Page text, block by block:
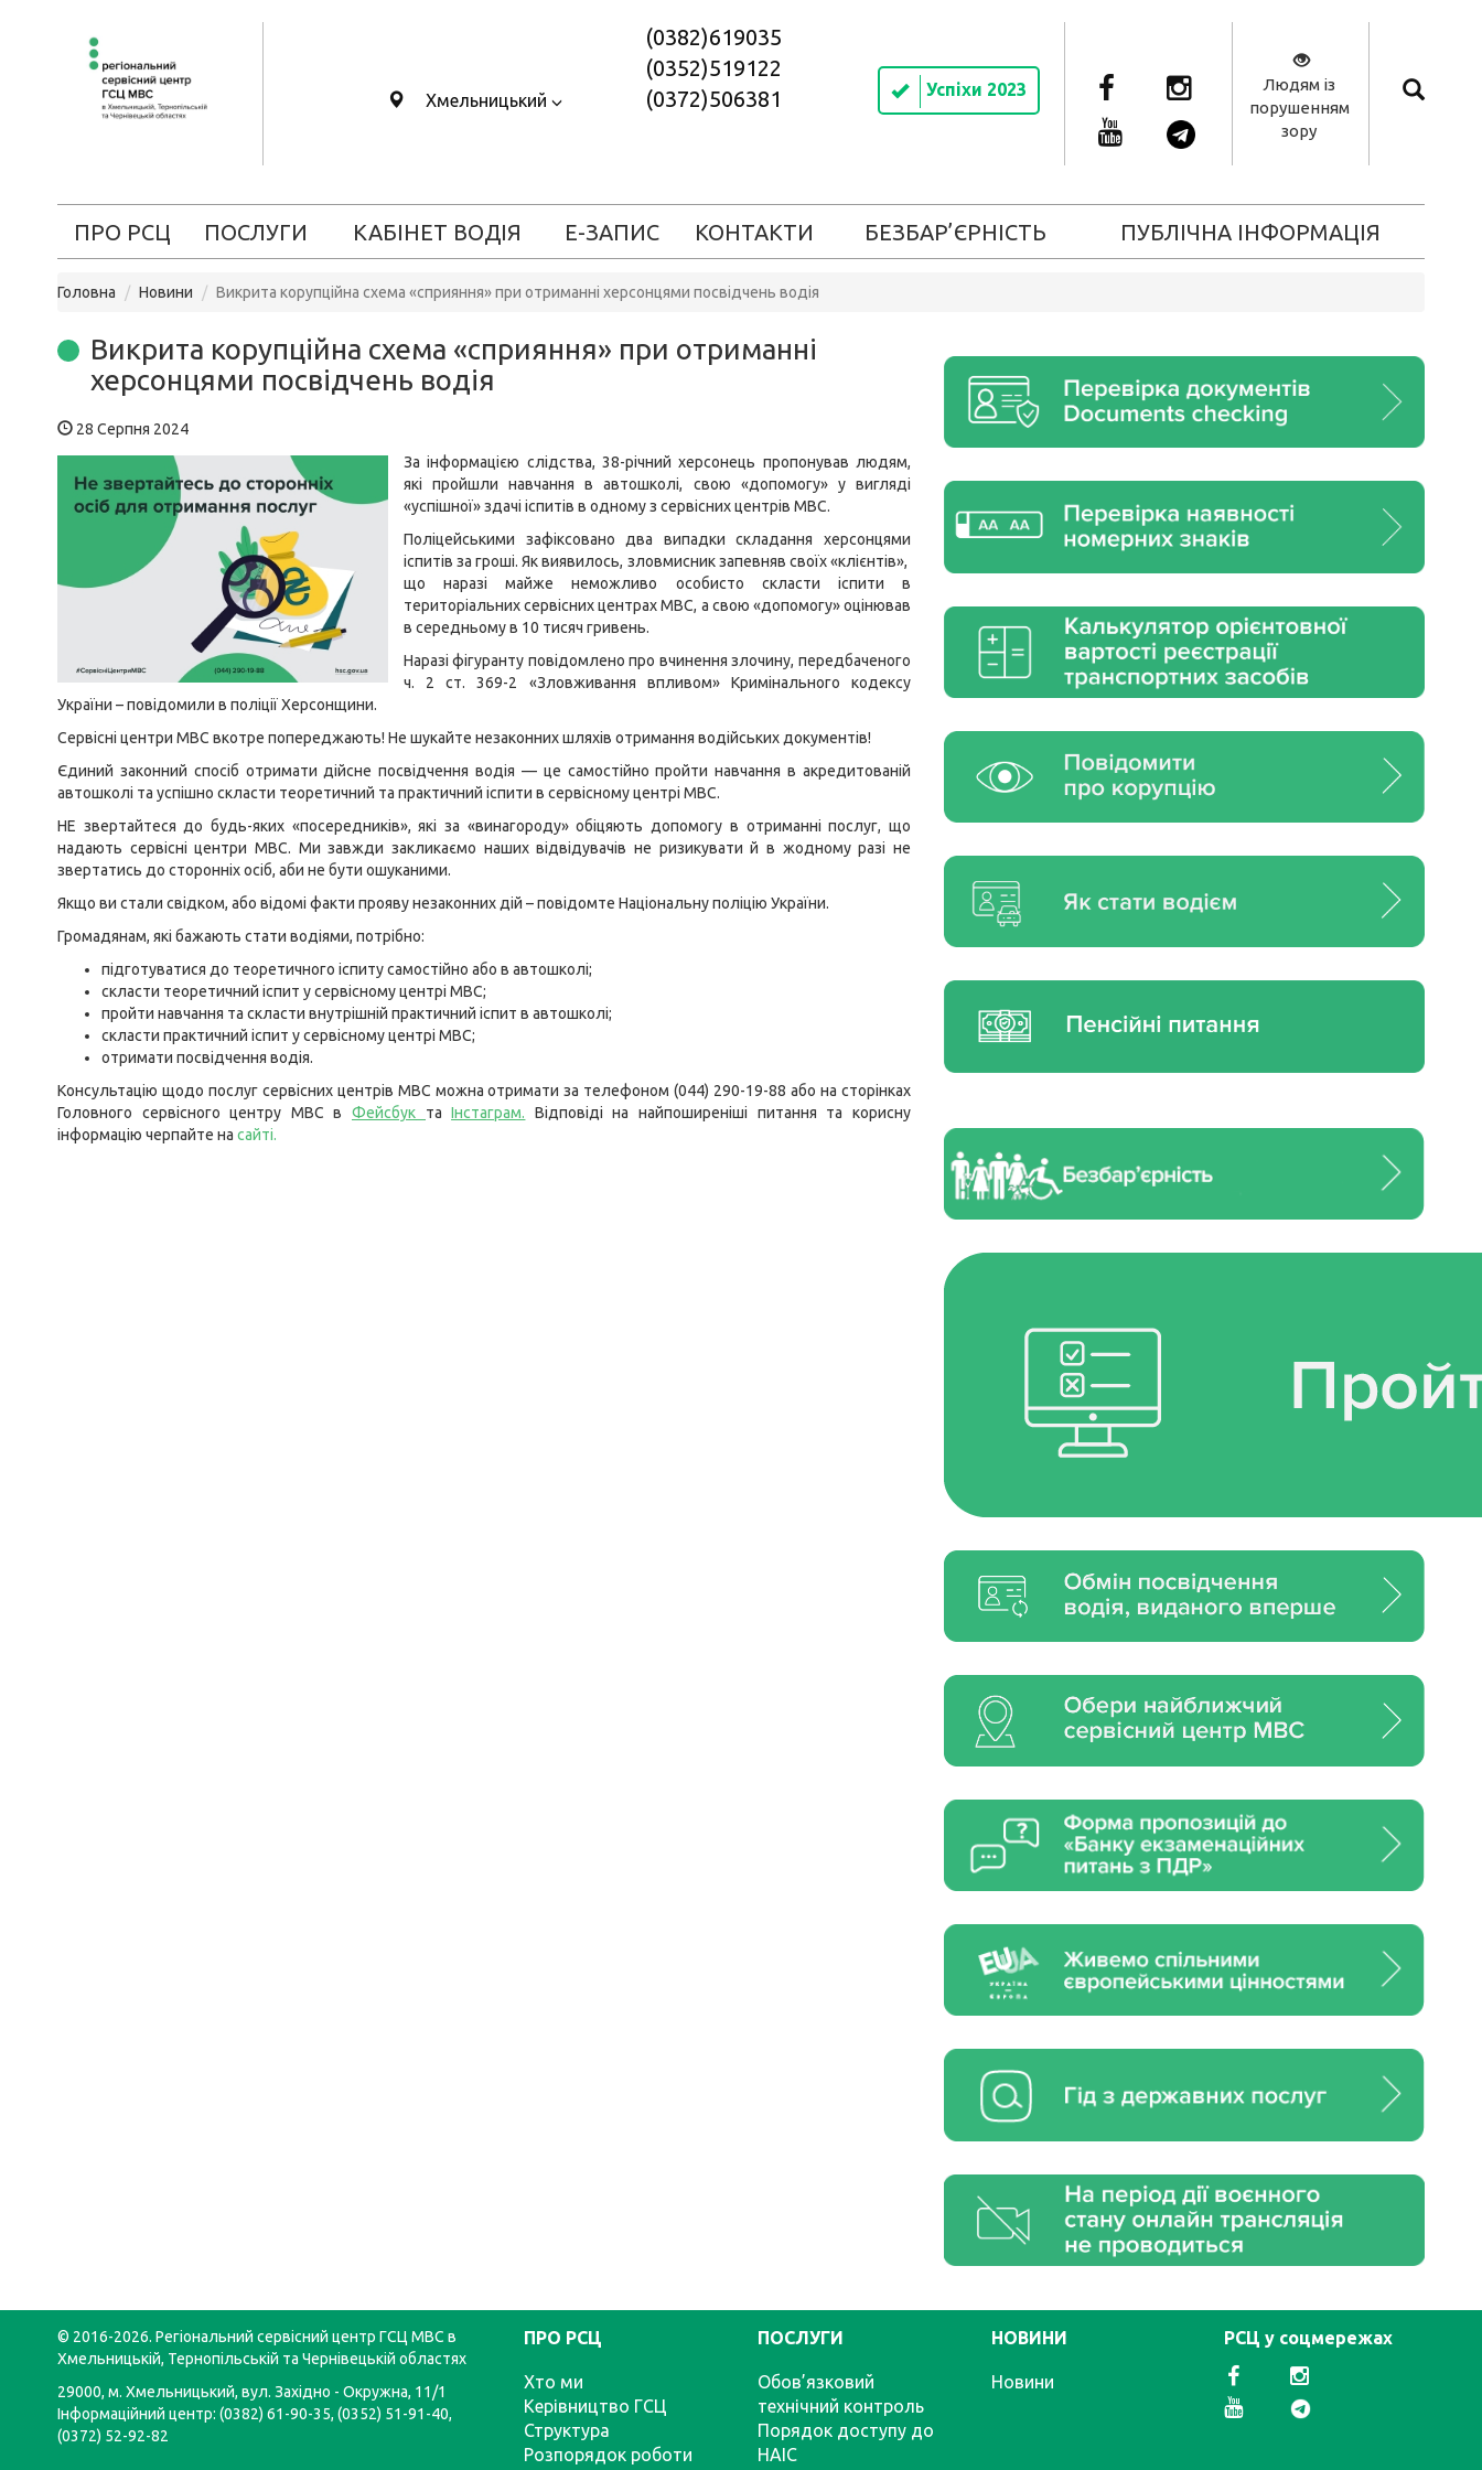
Хмельницький
(0382)619035
(0352)519122
(0372)506381
Успіхи 2023
Людям із
порушенням
зору
ПРО РСЦ ПОСЛУГИ КАБІНЕТ ВОДІЯ Е-ЗАПИС КОНТАКТИ БЕЗБАР’ЄРНІСТЬ ПУБЛІЧНА ІНФОРМАЦІЯ
Головна Новини Викрита корупційна схема «сприяння» при отриманні херсонцями посвідчень водія
Викрита корупційна схема «сприяння» при отриманні
херсонцями посвідчень водія
28 Серпня 2024
За інформацією слідства, 38-річний херсонець пропонував людям,
які пройшли навчання в автошколі, свою «допомогу» у вигляді
«успішної» здачі іспитів в одному з сервісних центрів МВС.
Поліцейськими зафіксовано два випадки складання херсонцями
іспитів за гроші. Як виявилось, зловмисник запевняв своїх «клієнтів»,
що наразі майже неможливо особисто скласти іспити в
територіальних сервісних центрах МВС, а свою «допомогу» оцінював
в середньому в 10 тисяч гривень.
Наразі фігуранту повідомлено про вчинення злочину, передбаченого
ч. 2 ст. 369-2 «Зловживання впливом» Кримінального кодексу
України – повідомили в поліції Херсонщини.
Сервісні центри МВС вкотре попереджають! Не шукайте незаконних шляхів отримання водійських документів!
Єдиний законний спосіб отримати дійсне посвідчення водія — це самостійно пройти навчання в акредитованій
автошколі та успішно скласти теоретичний та практичний іспити в сервісному центрі МВС.
НЕ звертайтеся до будь-яких «посередників», які за «винагороду» обіцяють допомогу в отриманні послуг, що
надають сервісні центри МВС. Ми завжди закликаємо наших відвідувачів не ризикувати й в жодному разі не
звертатись до сторонніх осіб, аби не бути ошуканими.
Якщо ви стали свідком, або відомі факти прояву незаконних дій – повідомте Національну поліцію України.
Громадянам, які бажають стати водіями, потрібно:
підготуватися до теоретичного іспиту самостійно або в автошколі;
скласти теоретичний іспит у сервісному центрі МВС;
пройти навчання та скласти внутрішній практичний іспит в автошколі;
скласти практичний іспит у сервісному центрі МВС;
отримати посвідчення водія.
Консультацію щодо послуг сервісних центрів МВС можна отримати за телефоном (044) 290-19-88 або на сторінках
Головного сервісного центру МВС вФейсбук таІнстаграм. Відповіді на найпоширеніші питання та корисну
інформацію черпайте на сайті.
© 2016-2026. Регіональний сервісний центр ГСЦ МВС в
Хмельницькій, Тернопільській та Чернівецькій областях
29000, м. Хмельницький, вул. Західно - Окружна, 11/1
Інформаційний центр: (0382) 61-90-35, (0352) 51-91-40,
(0372) 52-92-82
ПРО РСЦ
Хто ми
Керівництво ГСЦ
Структура
Розпорядок роботи
ПОСЛУГИ
Обов’язковий
технічний контроль
Порядок доступу до
НАІС
НОВИНИ
Новини
РСЦ у соцмережах